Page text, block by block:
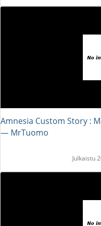
Amnesia Custom Story :
― MrTuomo
Julkaistu